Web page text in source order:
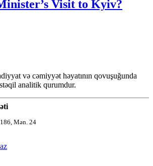
Visit to Kyiv?
və cəmiyyət həyatının qovuşuğunda
analitik qurumdur.
Mən. 24